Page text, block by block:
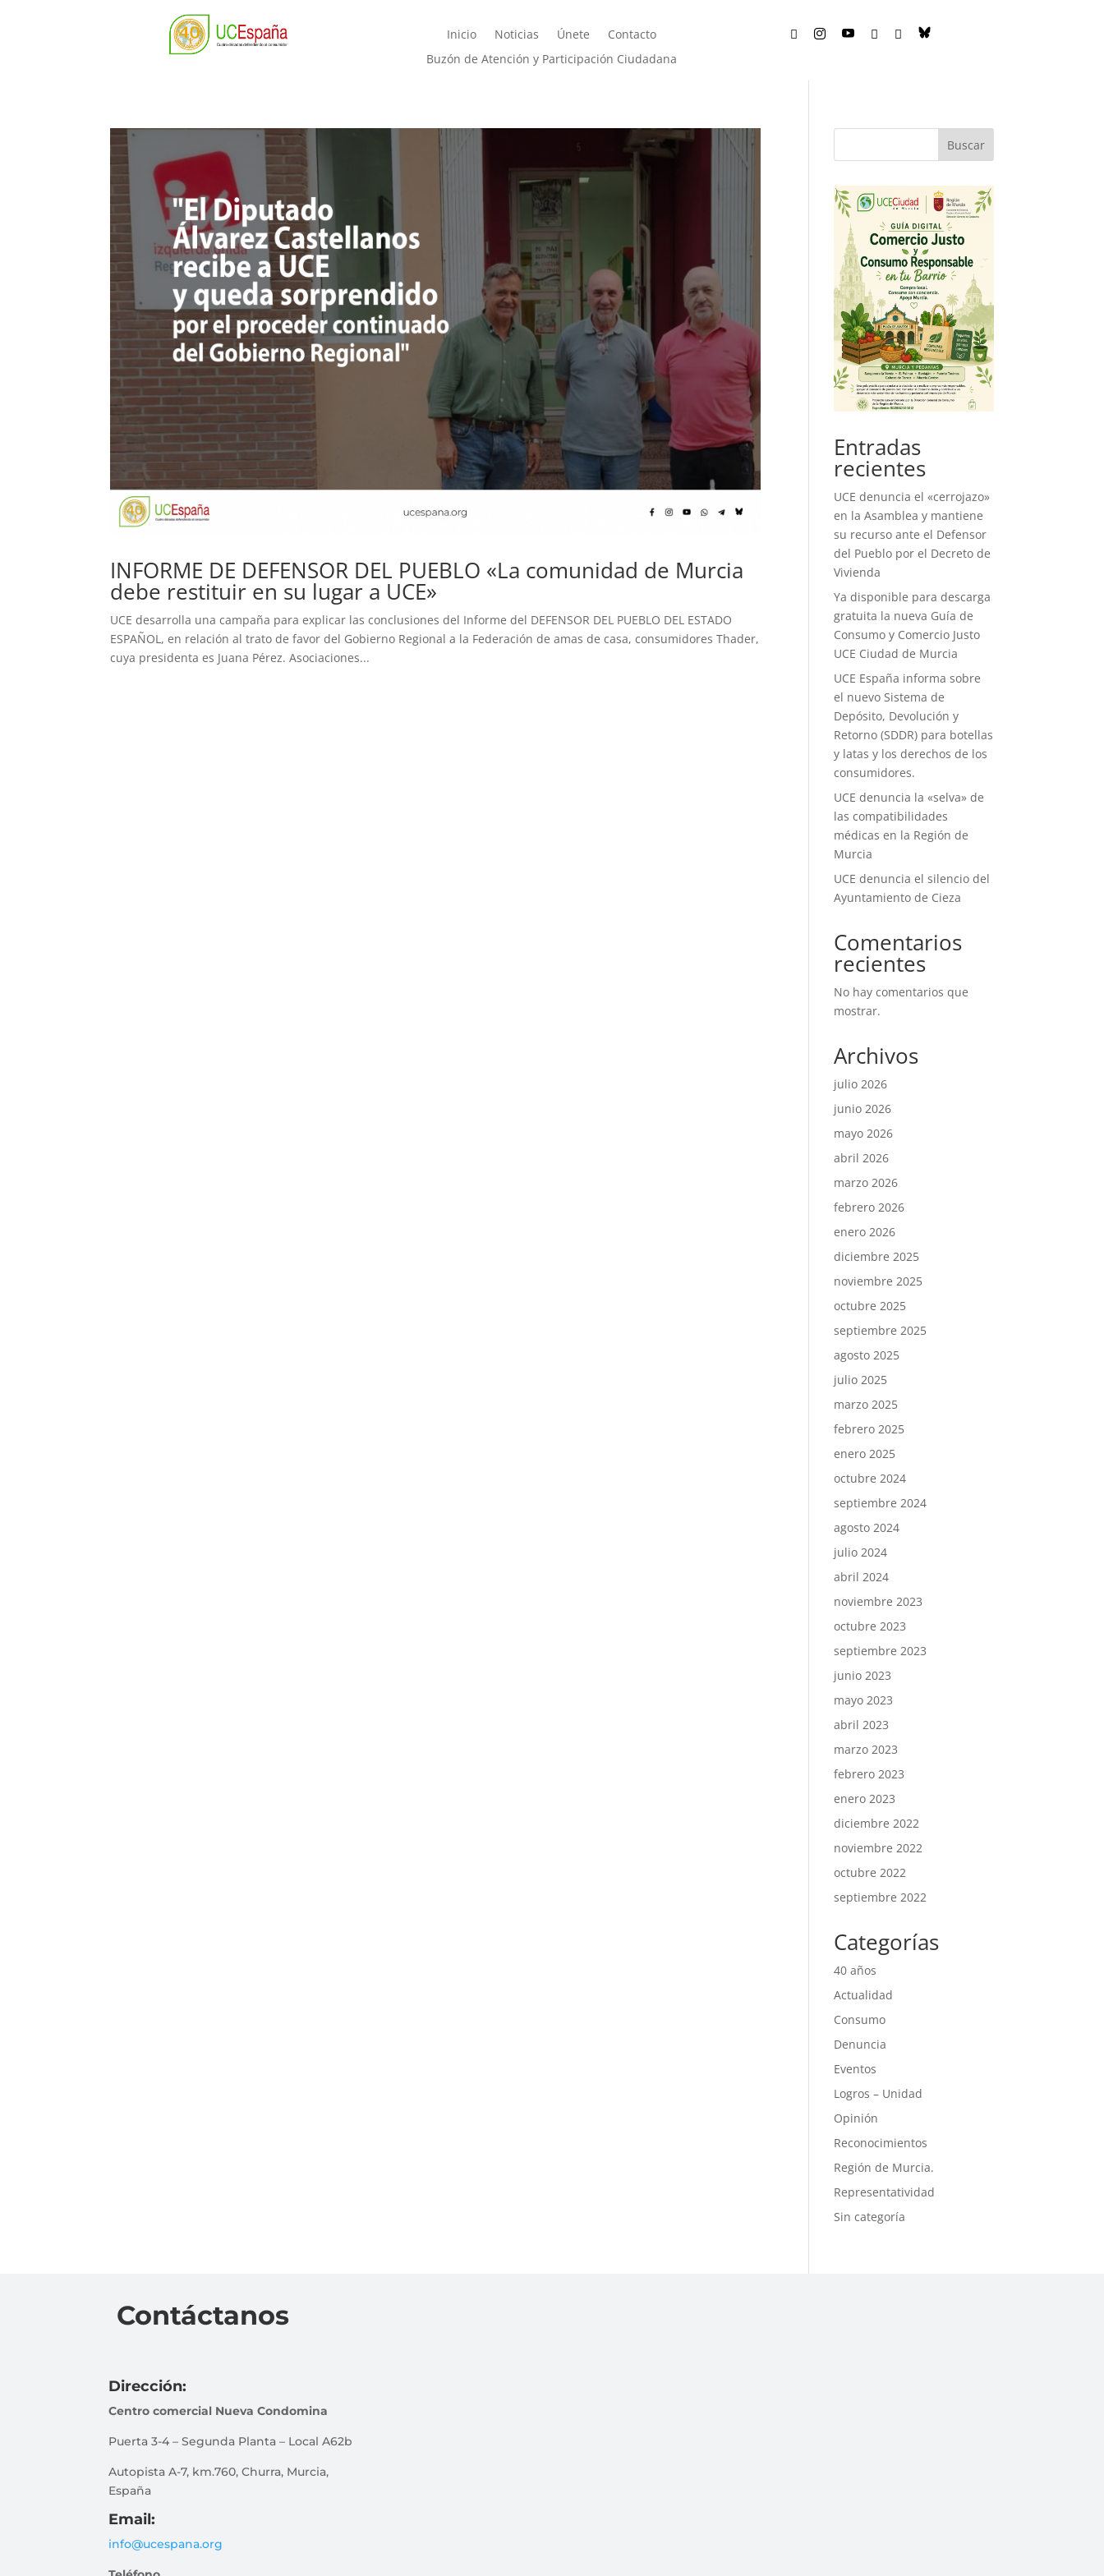
Inicio Noticias Únete
Contacto
Buzón de Atención y Participación Ciudadana
    
INFORME DE DEFENSOR DEL PUEBLO «La comunidad de Murcia
debe restituir en su lugar a UCE»
UCE desarrolla una campaña para explicar las conclusiones del Informe del DEFENSOR DEL PUEBLO DEL ESTADO
ESPAÑOL, en relación al trato de favor del Gobierno Regional a la Federación de amas de casa, consumidores Thader,
cuya presidenta es Juana Pérez. Asociaciones...
Buscar
Entradas
recientes
UCE denuncia el «cerrojazo»
en la Asamblea y mantiene
su recurso ante el Defensor
del Pueblo por el Decreto de
Vivienda
Ya disponible para descarga
gratuita la nueva Guía de
Consumo y Comercio Justo
UCE Ciudad de Murcia
UCE España informa sobre
el nuevo Sistema de
Depósito, Devolución y
Retorno (SDDR) para botellas
y latas y los derechos de los
consumidores.
UCE denuncia la «selva» de
las compatibilidades
médicas en la Región de
Murcia
UCE denuncia el silencio del
Ayuntamiento de Cieza
Comentarios
recientes
No hay comentarios que
mostrar.
Archivos
julio 2026
junio 2026
mayo 2026
abril 2026
marzo 2026
febrero 2026
enero 2026
diciembre 2025
noviembre 2025
octubre 2025
septiembre 2025
agosto 2025
julio 2025
marzo 2025
febrero 2025
enero 2025
octubre 2024
septiembre 2024
agosto 2024
julio 2024
abril 2024
noviembre 2023
octubre 2023
septiembre 2023
junio 2023
mayo 2023
abril 2023
marzo 2023
febrero 2023
enero 2023
diciembre 2022
noviembre 2022
octubre 2022
septiembre 2022
Categorías
40 años
Actualidad
Consumo
Denuncia
Eventos
Logros – Unidad
Opinión
Reconocimientos
Región de Murcia.
Representatividad
Sin categoría
Contáctanos
Dirección:
Centro comercial Nueva Condomina
Puerta 3-4 – Segunda Planta – Local A62b
Autopista A-7, km.760, Churra, Murcia,
España
Email:
info@ucespana.org